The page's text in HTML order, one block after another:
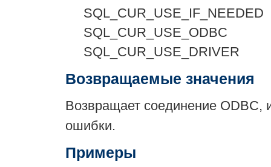
SQL_CUR_USE_IF_NEEDED
SQL_CUR_USE_ODBC
SQL_CUR_USE_DRIVER
Возвращаемые значения
Возвращает соединение ODBC,
ошибки.
Примеры